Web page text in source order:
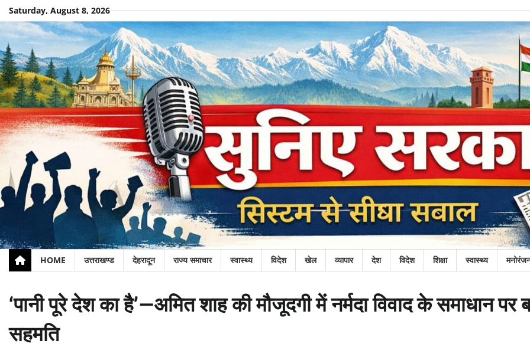
Skip
to
content
Saturday, August 8, 2026
HOME उत्तराखण्ड देहरादून राज्य समाचार स्वास्थ्य विदेश खेल व्यापार देश विदेश शिक्षा स्वास्थ्य
‘पानी पूरे देश का है’—अमित शाह की मौजूदगी में नर्मदा विवाद के समाधान पर
सहमति